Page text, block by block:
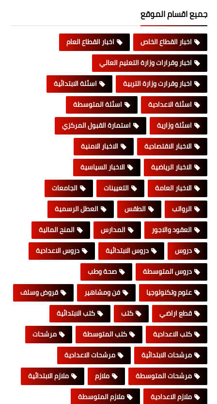
جميع اقسام الموقع
اخبار القطاع الخاص
اخبار القطاع العام
اخبار وقرارات وزارة التعليم العالي
اخبار وقرارت وزارة التربية
اسئلة الابتدائية
اسئلة الاعدادية
اسئلة المتوسطة
اسئلة وزارية
استمارة القبول المركزي
الاخبار الاقتصادية
الاخبار الامنية
الاخبار الرياضية
الاخبار السياسية
الاخبار العامة
التعيينات
الجامعات
الرواتب
الطقس
العطل الرسمية
العقود والاجور
المدارس
المنح المالية
دروس
دروس الابتدائية
دروس الاعدادية
دروس المتوسطة
صحة وطب
علوم وتكنولوجيا
فن ومشاهير
قروض وسلف
قطع اراضي
كتب
كتب الابتدائية
كتب الاعدادية
كتب المتوسطة
مرشحات
مرشحات الابتدائية
مرشحات الاعدادية
مرشحات المتوسطة
ملازم
ملازم الابتدائية
ملازم الاعدادية
ملازم المتوسطة